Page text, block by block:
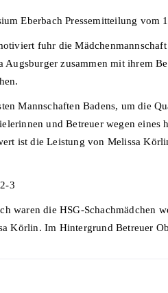
Eberbach Pressemitteilung vom
fuhr die
Augsburger zusammen mit ihrem
Mannschaften Badens, um die
und Betreuer wegen eines
ist die Leistung von Melissa
waren die HSG-Schachmädchen
Körlin. Im Hintergrund Betreuer